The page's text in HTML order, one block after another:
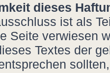
dieses
ist als
Seite verwiesen
Textes der